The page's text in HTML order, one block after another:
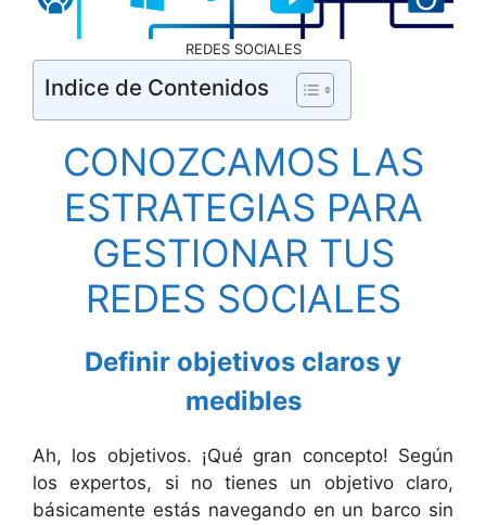
REDES SOCIALES
Indice de Contenidos
CONOZCAMOS LAS
ESTRATEGIAS PARA
GESTIONAR TUS
REDES SOCIALES
Definir objetivos claros y
medibles
Ah, los objetivos. ¡Qué gran concepto! Según
los expertos, si no tienes un objetivo claro,
básicamente estás navegando en un barco sin